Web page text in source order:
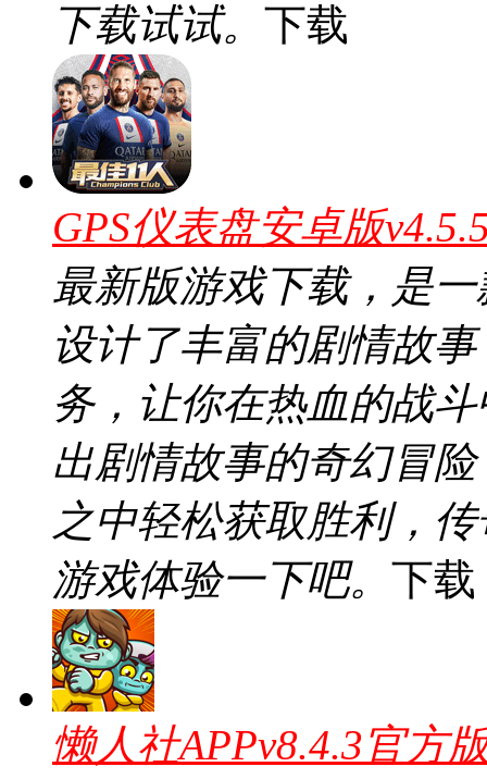
下载试试。 下载
GPS仪表盘安卓版
最新版游戏下载，是
设计了丰富的剧情故
务，让你在热血的战
出剧情故事的奇幻冒
之中轻松获取胜利，
游戏体验一下吧。 下载
懒人社APPv8.4.3官方